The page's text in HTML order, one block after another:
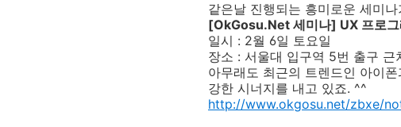
같은날 진행되는 흥미로운 세미
[OkGosu.Net 세미나] UX 프로
일시 : 2월 6일 토요일
장소 : 서울대 입구역 5번 출구 근
아무래도 최근의 트렌드인 아이
강한 시너지를 내고 있죠. ^^
http://www.okgosu.net/zbxe/